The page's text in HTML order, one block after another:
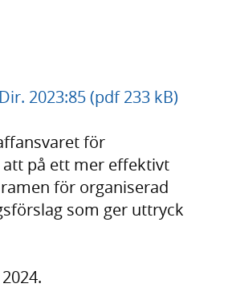
2023:85 (pdf 233 kB)
för
på ett mer effektivt
för organiserad
som ger uttryck